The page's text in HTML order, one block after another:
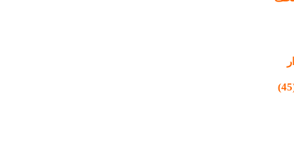
يعلن قطاع الفنون التشكيلية عن أسماء السادة الفنانين العارضين بالمعرض العام (45)